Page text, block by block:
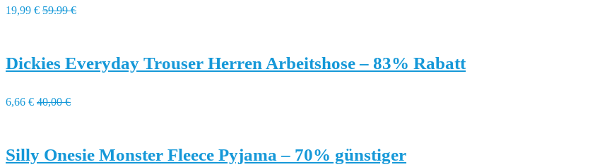
19,99 € 59.99 €
Dickies Everyday Trouser Herren Arbeitshose – 83% Rabatt
6,66 € 40,00 €
Silly Onesie Monster Fleece Pyjama – 70% günstiger